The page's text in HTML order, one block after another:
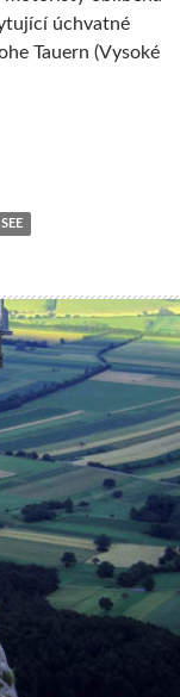
úchvatné
Tauern (Vysoké
Rakousko